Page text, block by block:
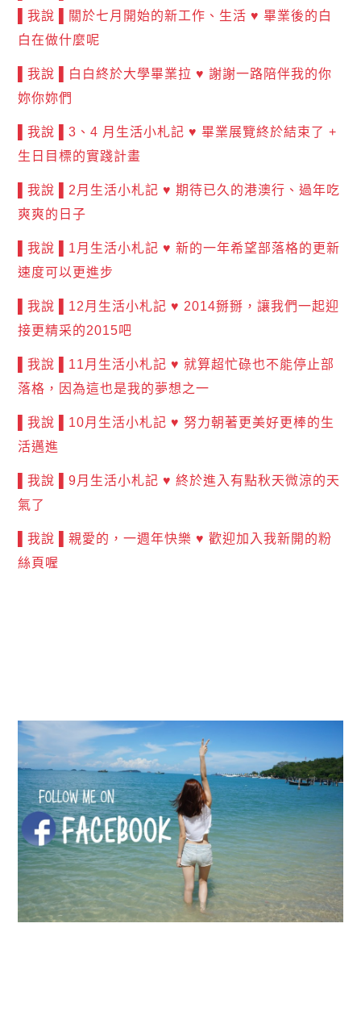
▌我說 ▌關於七月開始的新工作、生活 ♥ 畢業後的白
白在做什麼呢
▌我說 ▌白白終於大學畢業拉 ♥ 謝謝一路陪伴我的你
妳你妳們
▌我說 ▌3、4 月生活小札記 ♥ 畢業展覽終於結束了 +
生日目標的實踐計畫
▌我說 ▌2月生活小札記 ♥ 期待已久的港澳行、過年吃
爽爽的日子
▌我說 ▌1月生活小札記 ♥ 新的一年希望部落格的更新
速度可以更進步
▌我說 ▌12月生活小札記 ♥ 2014掰掰，讓我們一起迎
接更精采的2015吧
▌我說 ▌11月生活小札記 ♥ 就算超忙碌也不能停止部
落格，因為這也是我的夢想之一
▌我說 ▌10月生活小札記 ♥ 努力朝著更美好更棒的生
活邁進
▌我說 ▌9月生活小札記 ♥ 終於進入有點秋天微涼的天
氣了
▌我說 ▌親愛的，一週年快樂 ♥ 歡迎加入我新開的粉
絲頁喔